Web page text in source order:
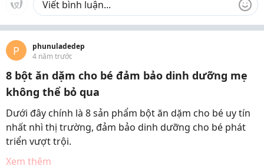
P
phunuladedep
4 năm trước
8 bột ăn dặm cho bé đảm bảo dinh dưỡng mẹ
không thể bỏ qua
Dưới đây chính là 8 sản phẩm bột ăn dặm cho bé uy tín
nhất nhì thị trường, đảm bảo dinh dưỡng cho bé phát
triển vượt trội.
Xem thêm